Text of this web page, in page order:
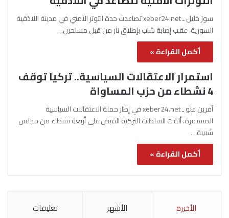
سوز خليل ـ xeber24.net تصاعدت حدة التوتر الأمني في مدينة اللاذقية
السورية، عقب إصابة شاب بإطلاق نار من قبل مسلحين…
أكمل القراءة »
استمرار الاعتقالات السياسية.. تركيا توقف
4 نشطاء من حزب المساواة
آفرين علو ـ xeber24.net في إطار حملة الاعتقالات السياسية
المستمرة، ألقت السلطات التركية القبض على أربعة نشطاء من مجلس
شبيبة…
أكمل القراءة »
الأخيرة الأشهر تعليقات